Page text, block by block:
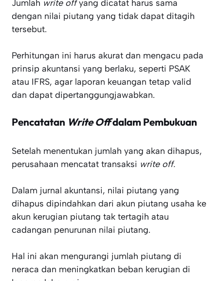
Jumlah write offyang dicatat harus sama
dengan nilai piutang yang tidak dapat ditagih
tersebut.
Perhitungan ini harus akurat dan mengacu pada
prinsip akuntansi yang berlaku, seperti PSAK
atau IFRS, agar laporan keuangan tetap valid
dan dapat dipertanggungjawabkan.
Pencatatan Write Offdalam Pembukuan
Setelah menentukan jumlah yang akan dihapus,
perusahaan mencatat transaksi write off.
Dalam jurnal akuntansi, nilai piutang yang
dihapus dipindahkan dari akun piutang usaha ke
akun kerugian piutang tak tertagih atau
cadangan penurunan nilai piutang.
Hal ini akan mengurangi jumlah piutang di
neraca dan meningkatkan beban kerugian di